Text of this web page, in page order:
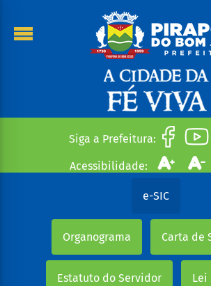
Siga a Prefeitura:
Acessibilidade:
e-SIC
Organograma Carta de
Estatuto do Servidor Lei